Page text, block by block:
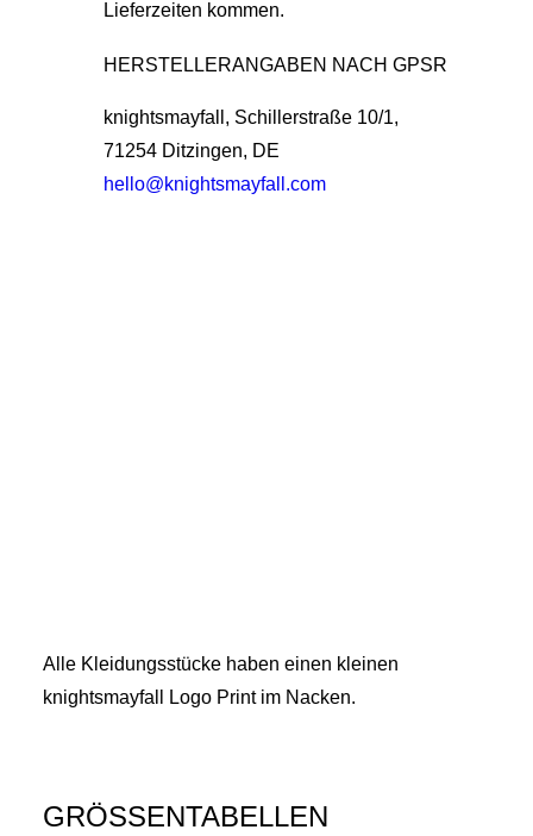
Lieferzeiten kommen.
HERSTELLERANGABEN NACH GPSR
knightsmayfall, Schillerstraße 10/1,
71254 Ditzingen, DE
hello@knightsmayfall.com
Alle Kleidungsstücke haben einen kleinen
knightsmayfall Logo Print im Nacken.
GRÖSSENTABELLEN